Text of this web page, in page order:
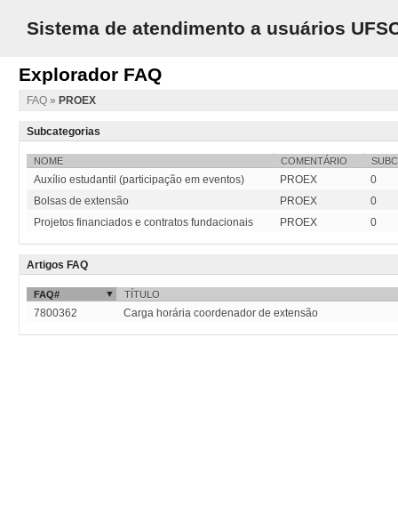
Sistema de atendimento a usuários
Explorador FAQ
FAQ » PROEX
Subcategorias
NOME COMENTÁRIO
Auxílio estudantil (participação em eventos) PROEX
0
Bolsas de extensão
PROEX
0
Projetos financiados e contratos fundacionais
PROEX 0
Artigos FAQ
FAQ# TÍTULO
7800362 Carga horária coordenador de extensão